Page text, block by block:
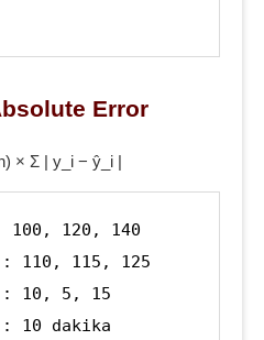
Error
× Σ | y_i − ŷ_i |
100, 120, 140
110, 115, 125
: 10, 5, 15
dakika